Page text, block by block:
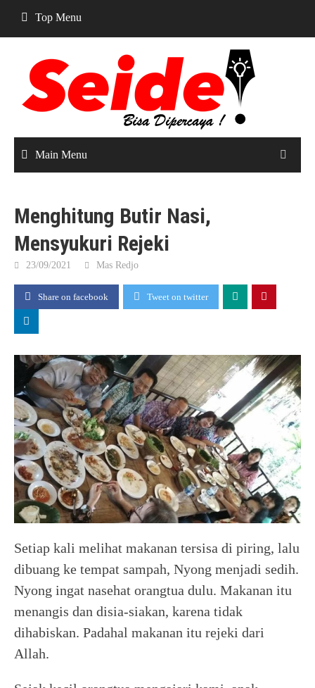
content
Top Menu
Main Menu
Menghitung Butir Nasi,
Mensyukuri Rejeki
23/09/2021 Mas Redjo
Share on facebook Tweet on twitter
Setiap kali melihat makanan tersisa di piring, lalu
dibuang ke tempat sampah, Nyong menjadi sedih.
Nyong ingat nasehat orangtua dulu. Makanan itu
menangis dan disia-siakan, karena tidak
dihabiskan. Padahal makanan itu rejeki dari
Allah.